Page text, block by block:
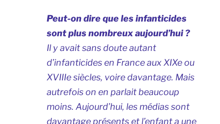
Peut-on dire que les infanticides
sont plus nombreux aujourd’hui ?
Il y avait sans doute autant
d’infanticides en France aux XIXe ou
XVIIIe siècles, voire davantage. Mais
autrefois on en parlait beaucoup
moins. Aujourd’hui, les médias sont
davantage présents et l’enfant a une